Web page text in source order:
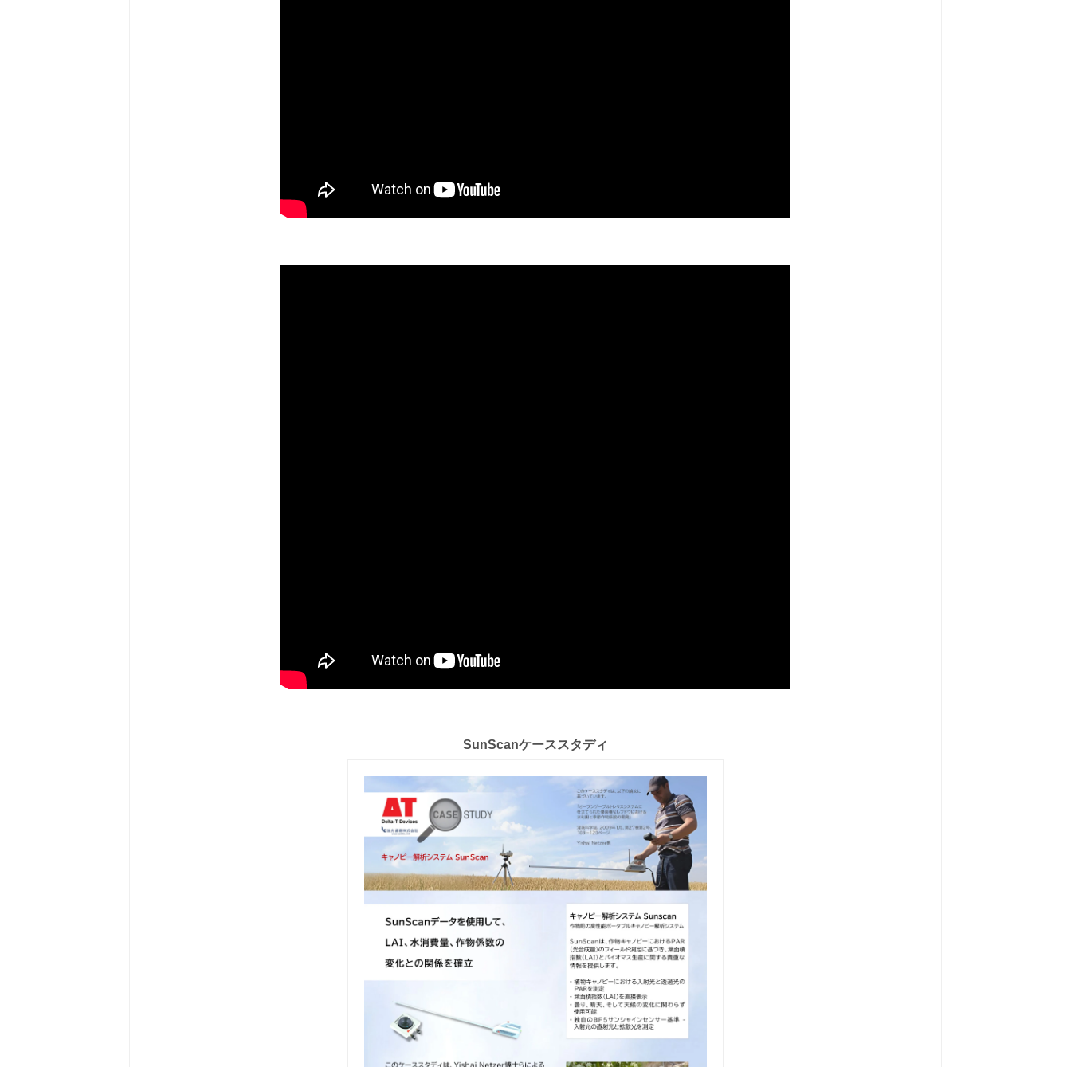
SunScanケーススタディ